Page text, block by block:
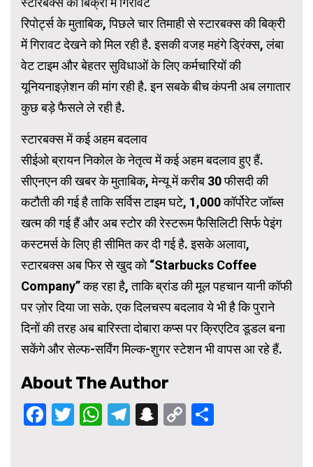
रिपोर्ट्स के मुताबिक, पिछले चार तिमाही से स्टारबक्स की बिक्री
में गिरावट देखने को मिल रही है. इसकी वजह महंगे ड्रिंक्स, लंबा
वेट टाइम और बेहतर सुविधाओं के लिए कर्मचारियों की
यूनियनाइज़ेशन की मांग रही है. इन सबके बीच कंपनी अब लगातार
कुछ बड़े फैसले ले रही है.
स्टारबक्स में कई अहम बदलाव
सीईओ ब्रायन निकोल के नेतृत्व में कई अहम बदलाव हुए हैं.
सीएनएन की खबर के मुताबिक, मेन्यू में करीब 30 फीसदी की
कटौती की गई है ताकि सर्विस टाइम घटे, 1,000 कॉर्पोरेट जॉब्स
खत्म की गई हैं और अब स्टोर की रेस्टरूम फैसिलिटी सिर्फ पेइंग
कस्टमर्स के लिए ही सीमित कर दी गई है. इसके अलावा,
स्टारबक्स अब फिर से खुद को “Starbucks Coffee
Company” कह रहा है, ताकि ब्रांड की मूल पहचान यानी कॉफी
पर ज़ोर दिया जा सके. एक दिलचस्प बदलाव ये भी है कि पुराने
दिनों की तरह अब बारिस्ता दोबारा कप्स पर क्रिएटिव डूडल बना
सकेंगे और सेल्फ-सर्विंग मिल्क-शुगर स्टेशन भी वापस आ रहे हैं.
About The Author
Facebook
Twitter
WhatsApp
Telegram
Snapchat
Copy